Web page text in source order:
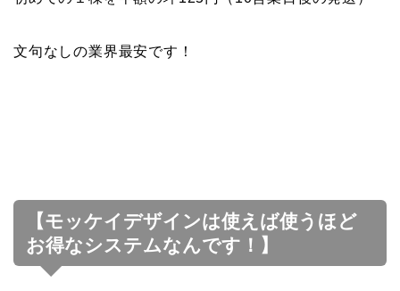
文句なしの業界最安です！
【モッケイデザインは使えば使うほど
お得なシステムなんです！】